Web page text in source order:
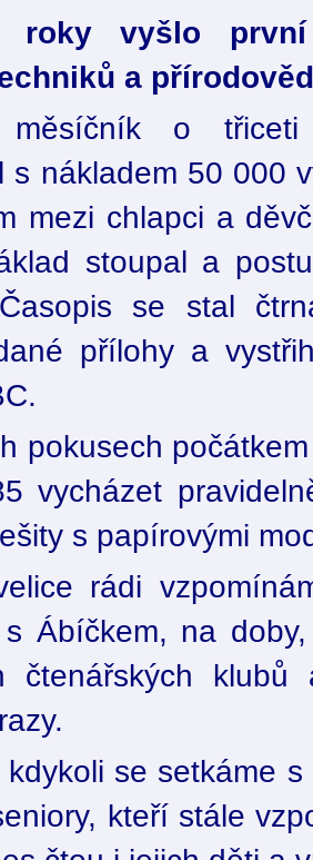
roky vyšlo
a
měsíčník o
s nákladem 50 000
mezi chlapci a
stoupal a
se stal
přílohy a
pokusech
vycházet
s papírovými
rádi
s Ábíčkem, na
čtenářských
se setkáme
kteří stále